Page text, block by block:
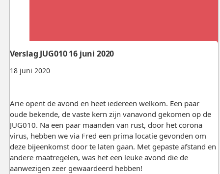
18 juni 2020
Verslag JUG010 16 juni 2020
Arie opent de avond en heet iedereen welkom. Een paar
oude bekende, de vaste kern zijn vanavond gekomen op de
JUG010. Na een paar maanden van rust, door het corona
virus, hebben we via Fred een prima locatie gevonden om
deze bijeenkomst door te laten gaan. Met gepaste afstand en
andere maatregelen, was het een leuke avond die de
aanwezigen zeer gewaardeerd hebben!